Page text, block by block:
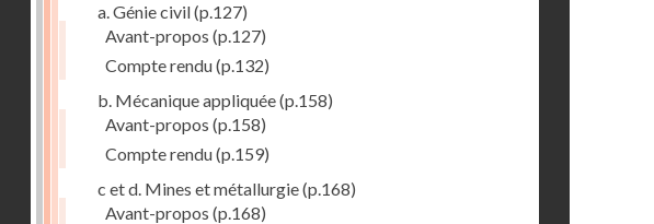
a. Génie civil(p.127)
Avant-propos (p.127)
Compte rendu(p.132)
b. Mécanique appliquée(p.158)
Avant-propos (p.158)
Compte rendu(p.159)
c et d. Mines et métallurgie(p.168)
Avant-propos (p.168)